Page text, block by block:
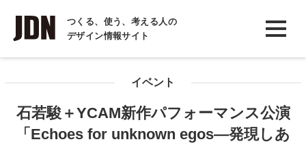
つくる、使う、考える人の
デザイン情報サイト
INTERVIEW
インタビュー
COLUMN
イベント
石若駿＋YCAM新作パフォーマンス公演
「Echoes for unknown egos―発現しあ